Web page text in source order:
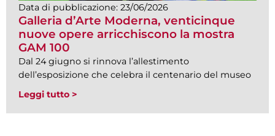
Data di pubblicazione: 23/06/2026
Galleria d’Arte Moderna, venticinque
nuove opere arricchiscono la mostra
GAM 100
Dal 24 giugno si rinnova l’allestimento
dell’esposizione che celebra il centenario del museo
Leggi tutto >